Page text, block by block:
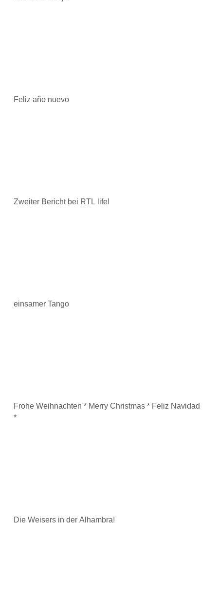
Feliz año nuevo
Zweiter Bericht bei RTL life!
einsamer Tango
Frohe Weihnachten * Merry Christmas * Feliz Navidad
*
Die Weisers in der Alhambra!